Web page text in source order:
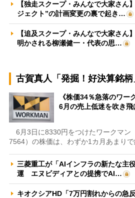
【独走スクープ・みんなで大家さん
ジェクト”の計画変更の裏で起き…
【追及スクープ・みんなで大家さん
明かされる柳瀬健一・代表の思…
古賀真人「発掘！好決算銘柄
《株価34％急落のワー
6月の売上低迷を吹き
6月3日に8330円をつけたワークマン
7564）の株価は、わずか1カ月あまり
三菱重工が「AIインフラの新たな主
運 エヌビディアとの提携でAI…
キオクシアHD「7万円割れからの急